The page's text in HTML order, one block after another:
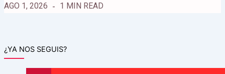
AGO 1, 2026 1 MIN READ
¿YA NOS SEGUIS?